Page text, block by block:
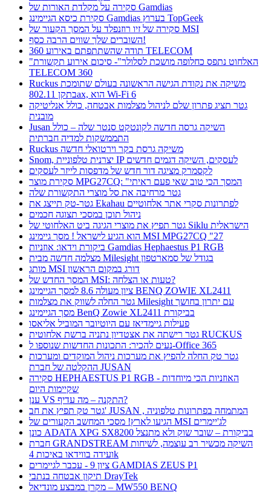
סקירה על מקלדת האורות של Gamdias
סקירת כיסא הגיימינג Gamdias בערוץ TopGeek
סקירה של זיו רוזנפלד על המסך הקעור של MSI
השוברים שלך שווים הרבה כסף!
תודה שהשתתפתם באירוע 360 TELECOM
"האלחוט נתפס כחלופה מושכת לסלולר"- סיכום אירוע תקשורת
TELECOM 360
Ruckus משיקה את נקודת הגישה הראשונה בעולם שתומכת
בתקן 802.11ax, הוא Wi-Fi 6
גטר תציג פתרון שלם לניהול מצלמות אבטחה, כולל אנליטיקה
מובנית
Jusan השיקה גרסה חדשה לקונטקט סנטר שלה – כולל
התממשקות למדיה חברתית
Ruckus משיקה גרסת בקר וירטואלי חדשה
Snom, יצרנית טלפוניית IP לעסקים, השיקה דגמים חדשים
לקסמרק מציגה דור חדש של מדפסות לייזר לעסקים
סקירת מוצר MPG27CQ: "המסך הכי טוב שאי פעם ראיתי
גטר מרחיבה את סל מוצרי התקשורת שלה
גטר-טק תייצג את Ekahau לפתרונות סקרי אתר אלחוטיים
ניהול תוכן במסכי תצוגה חכמים
גטר תפיץ את מוצרי הגיגה ביט האלחוטי של Siklu הישראלית
הוא הגיע לישראל ! מסך גיימינג MSI MPG27CQ "27
ביקורת וידאו: אוזניות Gamdias Hephaestus P1 RGB
מצלמה חדשה מבית Milesight בגודל של סמארטפון
מותג MSI דורג במקום הראשון
המסך החדש של MSI: טעות או הצלחה?
ציון מעולה 8.6 למסך הגיימינג BENQ ZOWIE XL2411
גטר החלה לשווק את מצלמות Milesight עם יתרון בחושך
מסך הגיימינג BenQ Zowie XL2411 בביקורת
פעילות גיימדיאז עם היוטיובר המוביל אליאסו
גטר רישתה את אצטדיון נתניה ברשת אלחוטית RUCKUS
נעים להכיר: התכונות החדשות שנוספו ל-Office 365
גטר טק החלה להפיץ את מערכות ניהול המוקדים ומערכות
ההקלטה של חברת JUSAN
סקירה HEPHAESTUS P1 RGB - האוזניות הכי מיוחדות
שקיימות היום
ענן VS התקנה – מה עדיף?
גטר טק תפיץ את חב' JUSAN , המתמחה בפתרונות טלפוניה
הגיעו לארץ! מסכי המחשב הקעורים של MSI לג'יימרים
כונן ADATA XPG SX8200 בביקורת – שובר שוק ולא מתנצל
חברת GRANDSTREAM השיקה מכשיר רב עוצמה, לשיחות
ועידה בווידאו באיכות 4k
ציון 9 - עכבר לגיימרים GAMDIAS ZEUS P1
תיקון אבטחה בנתבי DrayTek
מקרן במבצע מונדיאל – MW550 BENQ